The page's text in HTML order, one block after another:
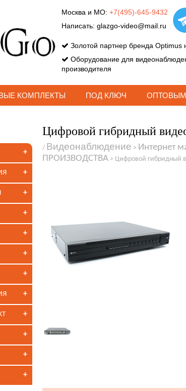
Москва и МО: +7(495)-645-9432
Написать: glazgo-video@mail.ru
Золотой партнер бренда Optimus
Оборудование для
производителя
КОМПЛЕКТЫ ПОД КЛЮЧ
Цифровой гибридный
/ Видеонаблюдение > Интернет
ПРОИЗВОДСТВА> Цифровой гибридный
+
+
+
+
+
+
+
+
+
+
+
+